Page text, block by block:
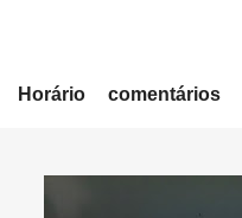
Horário comentários